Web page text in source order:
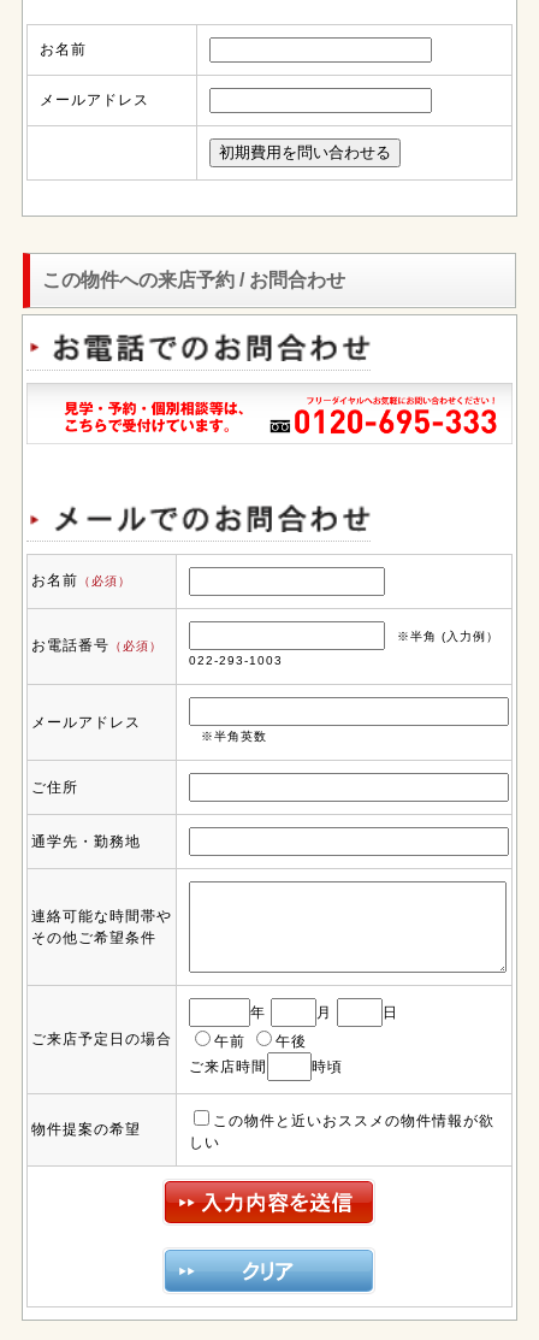
お名前
メールアドレス
この物件への来店予約 / お問合わせ
お名前 （必須）
お電話番号 （必須）
※半角 (入力例）
022-293-1003
メールアドレス
※半角英数
ご住所
通学先・勤務地
連絡可能な時間帯や
その他ご希望条件
ご来店予定日の場合
年 月
日
午前
午後
ご来店時間
時頃
物件提案の希望
この物件と近いおススメの物件情報が欲
しい